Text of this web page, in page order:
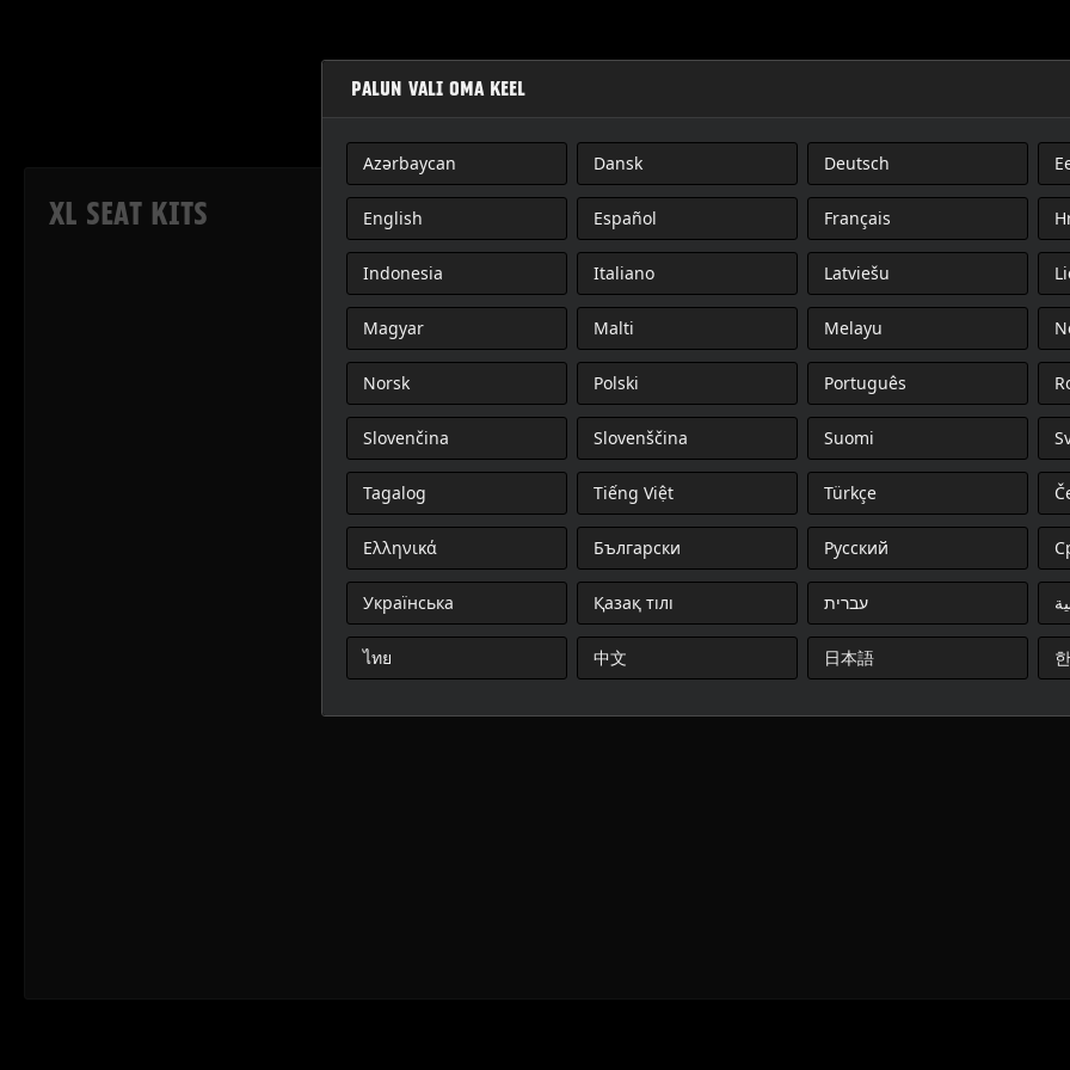
XL SEAT KITS
PALUN VALI OMA KEEL
Azərbaycan Dansk Deutsch
English Español Français
Indonesia Italiano Latviešu
Magyar Malti Melayu
Norsk Polski Português
Slovenčina Slovenščina Suomi
Tagalog Tiếng Việt Türkçe
Ελληνικά Български Русский
Українська Қазақ тілі עברית
ไทย 中文 日本語